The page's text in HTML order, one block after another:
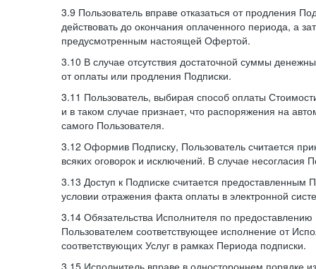
3.9 Пользователь вправе отказаться от продления
действовать до окончания оплаченного периода, а
предусмотренным настоящей Офертой.
3.10 В случае отсутствия достаточной суммы
от оплаты или продления Подписки.
3.11 Пользователь, выбирая способ оплаты
и в таком случае признает, что распоряжения на
самого Пользователя.
3.12 Оформив Подписку, Пользователь считается
всяких оговорок и исключений. В случае
3.13 Доступ к Подписке считается
условии отражения факта оплаты в электронной
3.14 Обязательства Исполнителя по
Пользователем соответствующее исполнение от
соответствующих Услуг в рамках Периода подписки.
3.15 Исполнитель вправе в одностороннем порядке